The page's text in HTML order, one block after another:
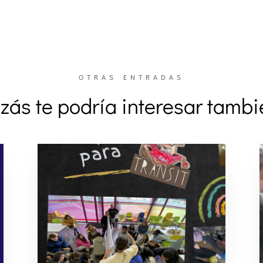
OTRAS ENTRADAS
te podría interesar